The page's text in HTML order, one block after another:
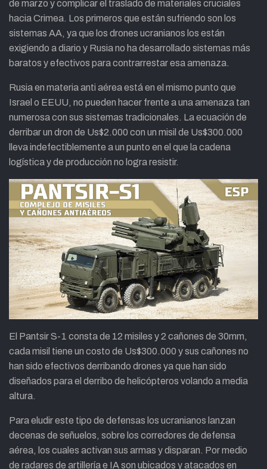
de marzo y complicar el traslado de materiales cruciales
hacia Crimea. Los primeros que están sufriendo son los
sistemas AA, ya que los drones ucranianos los están
exigiendo a diario y Rusia no ha desarrollado sistemas más
baratos y efectivos para contrarrestar esa amenaza.
Rusia en materia anti aérea está en el mismo punto que
Israel o EEUU, no pueden hacer frente a una amenaza tan
numerosa con sus sistemas tradicionales. La ecuación de
derribar un dron de Us$2.000 con un misil de Us$300.000
lleva indefectiblemente a un punto en el que la cadena
logística y de producción no logra resistir.
El Pantsir S-1 consta de 12 misiles y 2 cañones de 30mm,
cada misil tiene un costo de Us$300.000 y sus cañones no
han sido efectivos derribando drones ya que han sido
diseñados para el derribo de helicópteros volando a media
altura.
Para eludir este tipo de defensas los ucranianos lanzan
decenas de señuelos, sobre los corredores de defensa
aérea, los cuales activan sus armas y disparan. Por medio
de radares de artillería e IA son ubicados y atacados en